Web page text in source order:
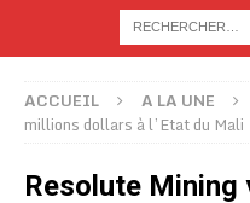
ACCUEIL A LA UNE
millions dollars à l’Etat du Mali
Resolute Mining